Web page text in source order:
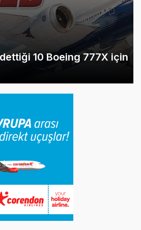
10 Boeing 777X için